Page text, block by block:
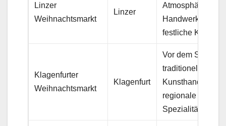
Linzer
Weihnachtsmarkt
Linzer
Atmosphäre,
Handwerkskunst,
festliche
Klagenfurter
Weihnachtsmarkt
Klagenfurt
Vor dem Schloss,
traditionelles
Kunsthandwerk,
regionale
Spezialitäten